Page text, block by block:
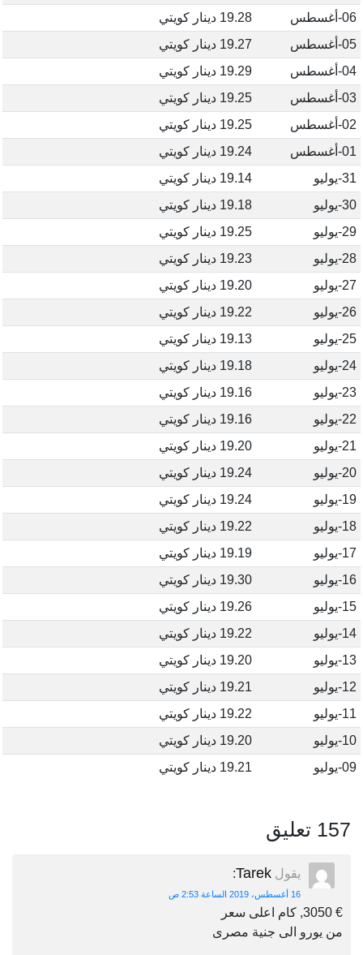
06-أغسطس
19.28 دينار كويتي
05-أغسطس
19.27 دينار كويتي
04-أغسطس
19.29 دينار كويتي
03-أغسطس
19.25 دينار كويتي
02-أغسطس
19.25 دينار كويتي
01-أغسطس
19.24 دينار كويتي
31-يوليو
19.14 دينار كويتي
30-يوليو
19.18 دينار كويتي
29-يوليو
19.25 دينار كويتي
28-يوليو
19.23 دينار كويتي
27-يوليو
19.20 دينار كويتي
26-يوليو
19.22 دينار كويتي
25-يوليو
19.13 دينار كويتي
24-يوليو
19.18 دينار كويتي
23-يوليو
19.16 دينار كويتي
22-يوليو
19.16 دينار كويتي
21-يوليو
19.20 دينار كويتي
20-يوليو
19.24 دينار كويتي
19-يوليو
19.24 دينار كويتي
18-يوليو
19.22 دينار كويتي
17-يوليو
19.19 دينار كويتي
16-يوليو
19.30 دينار كويتي
15-يوليو
19.26 دينار كويتي
14-يوليو
19.22 دينار كويتي
13-يوليو
19.20 دينار كويتي
12-يوليو
19.21 دينار كويتي
11-يوليو
19.22 دينار كويتي
10-يوليو
19.20 دينار كويتي
09-يوليو
19.21 دينار كويتي
157 تعليق
يقول Tarek
:
16 أغسطس، 2019 الساعة 2:53 ص
€ 3050, كام اعلى سعر
من يورو الى جنية مصرى